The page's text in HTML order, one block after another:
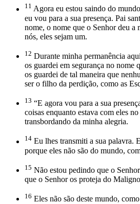
11 Agora eu estou saindo do
eu vou para a sua presença. Pai
nome, o nome que o Senhor deu a
nós, eles sejam um.
12 Durante minha permanência
os guardei em segurança no nome
os guardei de tal maneira que
ser o filho da perdição, como as
13 “E agora vou para a sua
coisas enquanto estava com eles
transbordando da minha alegria.
14 Eu lhes transmiti a sua palavra.
porque eles não são do mundo,
15 Não estou pedindo que o
que o Senhor os proteja do
16 Eles não são deste mundo,